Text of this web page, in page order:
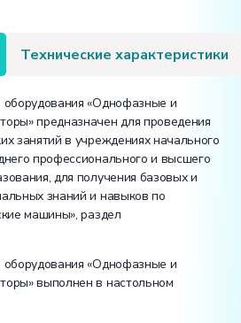
Технические характеристики
оборудования «Однофазные и
предназначен для проведения
занятий в учреждениях начального
профессионального и высшего
для получения базовых и
знаний и навыков по
машины», раздел
оборудования «Однофазные и
выполнен в настольном